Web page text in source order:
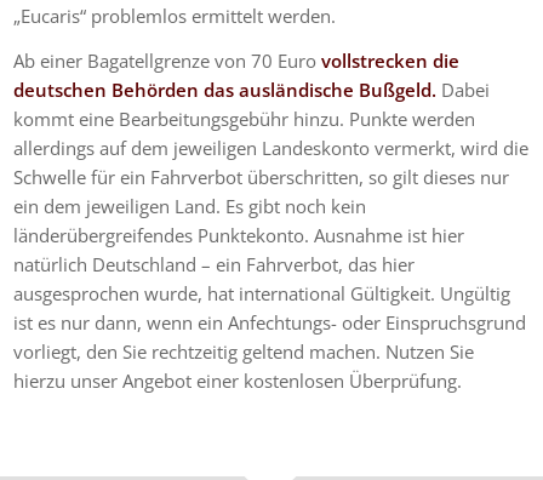
„Eucaris“ problemlos ermittelt werden.
Ab einer Bagatellgrenze von 70 Eurovollstrecken die
deutschen Behörden das ausländische Bußgeld. Dabei
kommt eine Bearbeitungsgebühr hinzu. Punkte werden
allerdings auf dem jeweiligen Landeskonto vermerkt, wird die
Schwelle für ein Fahrverbot überschritten, so gilt dieses nur
ein dem jeweiligen Land. Es gibt noch kein
länderübergreifendes Punktekonto. Ausnahme ist hier
natürlich Deutschland – ein Fahrverbot, das hier
ausgesprochen wurde, hat international Gültigkeit. Ungültig
ist es nur dann, wenn ein Anfechtungs- oder Einspruchsgrund
vorliegt, den Sie rechtzeitig geltend machen. Nutzen Sie
hierzu unser Angebot einer kostenlosen Überprüfung.